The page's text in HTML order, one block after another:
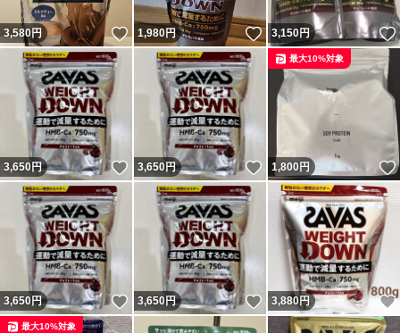
3,580円 いいね！
1,980円 いいね！
3,150円
3,650円 いいね！
3,650円 いいね！
1,800円
最大10%対象
3,650円 いいね！
3,650円 いいね！
3,880円
最大10%対象